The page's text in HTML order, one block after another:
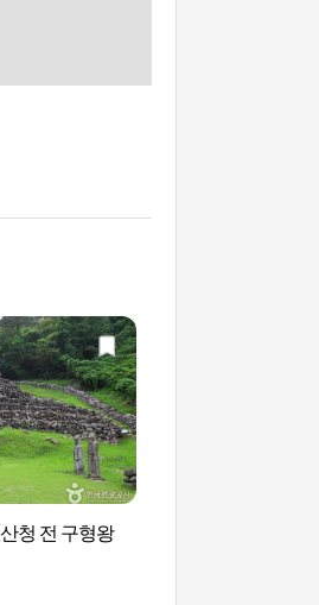
청 전 구형왕